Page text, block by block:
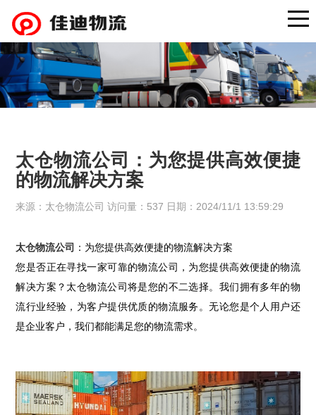
太仓物流公司：为您提供高效便捷
的物流解决方案
来源：太仓物流公司 访问量：537 日期：2024/11/1 13:59:29
太仓物流公司 ：为您提供高效便捷的物流解决方案
您是否正在寻找一家可靠的物流公司，为您提供高效便捷的物流
解决方案？太仓物流公司将是您的不二选择。我们拥有多年的物
流行业经验，为客户提供优质的物流服务。无论您是个人用户还
是企业客户，我们都能满足您的物流需求。